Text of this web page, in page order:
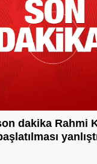
dakika Rahmi